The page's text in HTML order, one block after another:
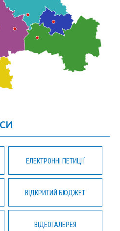
ЕЛЕКТРОННІ ПЕТИЦІЇ
ВІДКРИТИЙ БЮДЖЕТ
ВІДЕОГАЛЕРЕЯ